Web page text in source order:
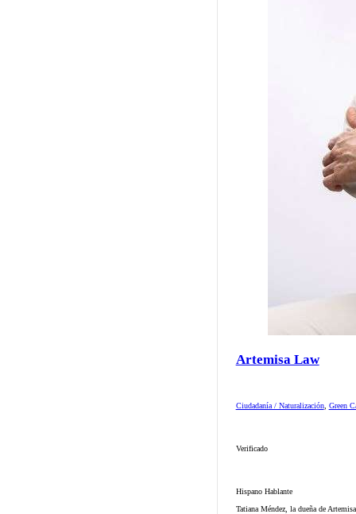
Artemisa Law
Ciudadanía / Naturalización, Green
Verificado
Hispano Hablante
Tatiana Méndez, la dueña de